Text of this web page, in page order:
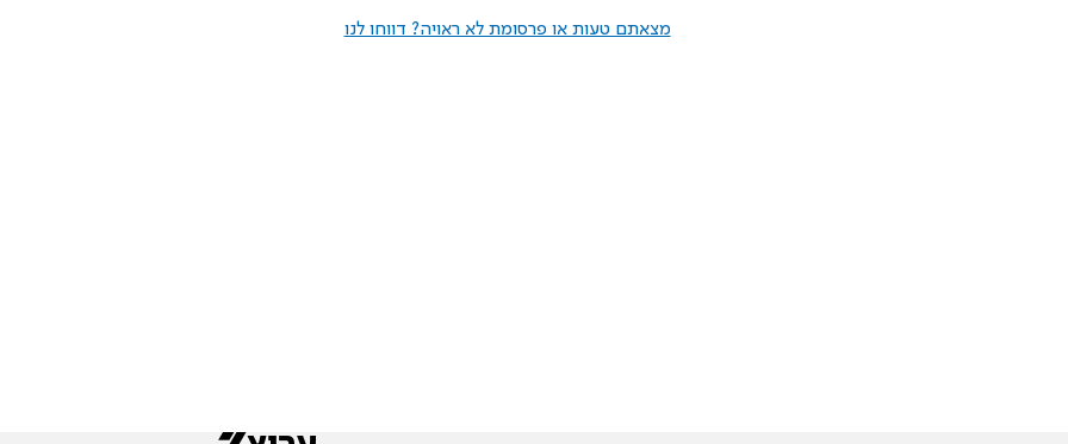
מצאתם טעות או פרסומת לא ראויה? דווחו לנו